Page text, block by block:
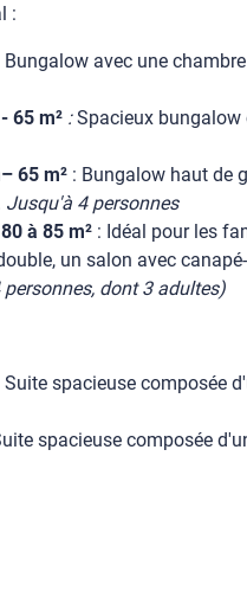
:
Bungalow avec une
65 m² :Spacieux bungalow
65 m² : Bungalow haut de
Jusqu'à 4 personnes
à 85 m² : Idéal pour les
un salon avec
dont 3 adultes)
Suite spacieuse composée
spacieuse composée